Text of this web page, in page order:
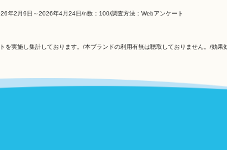
年2月9日～2026年4月24日/n数：100/調査方法：Webアンケート
を実施し集計しております。/本ブランドの利用有無は聴取しておりません。/効